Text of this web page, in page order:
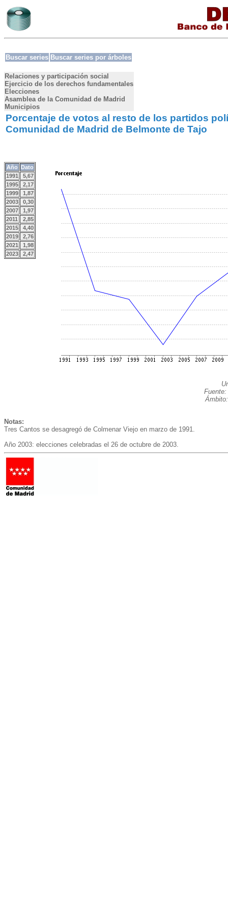
Buscar series Buscar series por árboles
Relaciones y participación social
Ejercicio de los derechos fundamentales
Elecciones
Asamblea de la Comunidad de Madrid
Municipios
Porcentaje de votos al resto de los partidos
Comunidad de Madrid de Belmonte de Tajo
Año Dato
1991
5,67
1995
2,17
1999
1,87
2003
0,30
2007
1,97
2011
2,85
2015
4,40
2019
2,76
2021
1,98
2023
2,47
Fuente:
Notas:
Tres Cantos se desagregó de Colmenar Viejo en marzo de 1991.
Año 2003: elecciones celebradas el 26 de octubre de 2003.